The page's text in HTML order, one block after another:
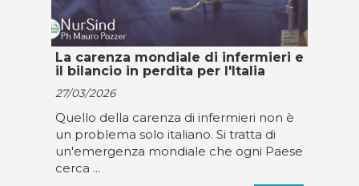
La carenza mondiale di infermieri e
il bilancio in perdita per l'Italia
27/03/2026
Quello della carenza di infermieri non è
un problema solo italiano. Si tratta di
un'emergenza mondiale che ogni Paese
cerca ...